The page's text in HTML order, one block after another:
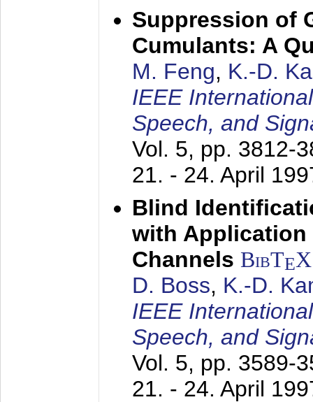
Suppression of
Cumulants: A
M. Feng, K.-D.
IEEE
Speech, and
Vol. 5, pp. 3812-
21. - 24. April
Blind
with Application
Channels BibTEX
D. Boss, K.-D.
IEEE
Speech, and
Vol. 5, pp. 3589-
21. - 24. April